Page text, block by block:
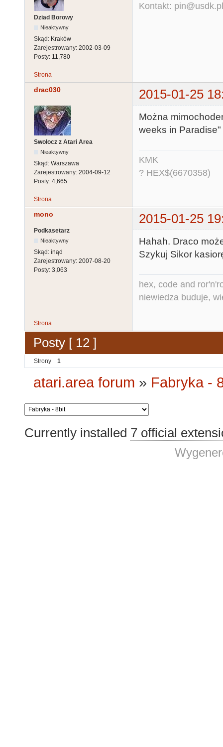
Dziad Borowy
Nieaktywny
Skąd: Kraków
Zarejestrowany: 2002-03-09
Posty: 11,780
Kontakt: pin@usdk.pl
Strona
drac030 2015-01-25
Swołocz z Atari Area
Nieaktywny
Skąd: Warszawa
Zarejestrowany: 2004-09-12
Posty: 4,665
Można
weeks in Paradise"
KMK
? HEX$(6670358)
Strona
mono 2015-01-25
Podkasetarz
Nieaktywny
Skąd: inąd
Zarejestrowany: 2007-08-20
Posty: 3,063
Hahah. Draco
Szykuj Sikor
hex, code and
niewiedza buduje,
Strona
Posty [ 12 ]
Strony 1
atari.area forum » Fabryka -
Currently installed 7 official